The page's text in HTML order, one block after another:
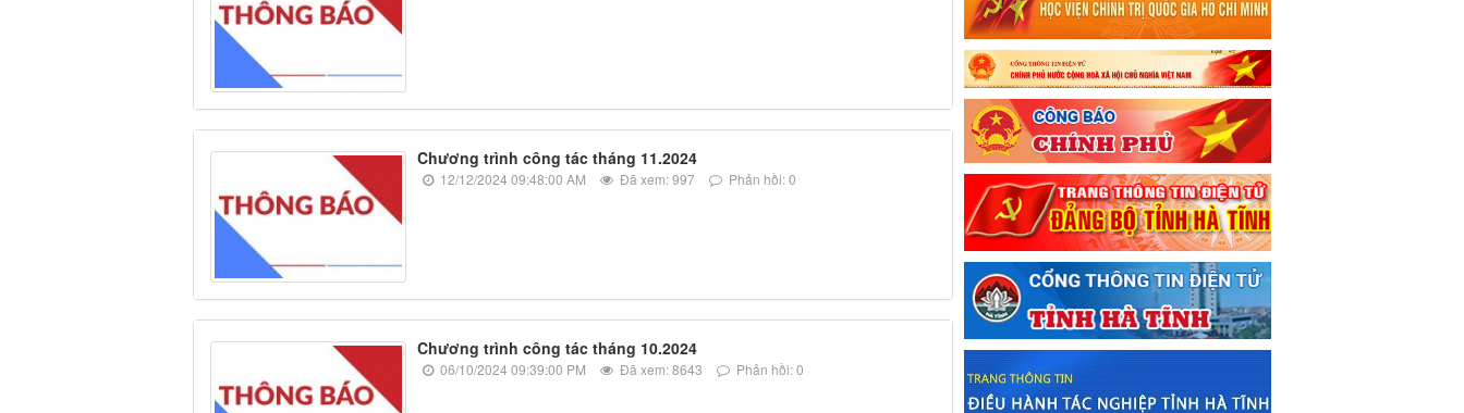
Chương trình công tác tháng 11.2024
12/12/2024 09:48:00 AM Đã xem: 997 Phản hồi: 0
Chương trình công tác tháng 10.2024
06/10/2024 09:39:00 PM Đã xem: 8643 Phản hồi: 0